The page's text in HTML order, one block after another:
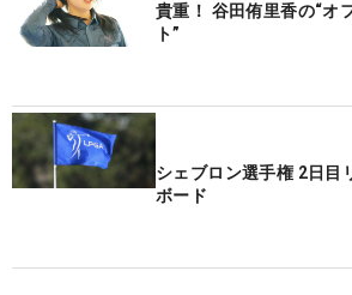
貴重！ 谷田侑里香の“オ
ト”
シェブロン選手権 2日目
ボード